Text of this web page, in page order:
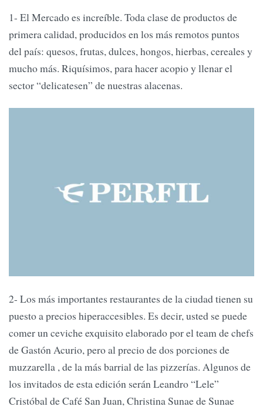
1- El Mercado es increíble. Toda clase de productos de
primera calidad, producidos en los más remotos puntos
del país: quesos, frutas, dulces, hongos, hierbas, cereales y
mucho más. Riquísimos, para hacer acopio y llenar el
sector “delicatesen” de nuestras alacenas.
2- Los más importantes restaurantes de la ciudad tienen su
puesto a precios hiperaccesibles. Es decir, usted se puede
comer un ceviche exquisito elaborado por el team de chefs
de Gastón Acurio, pero al precio de dos porciones de
muzzarella , de la más barrial de las pizzerías. Algunos de
los invitados de esta edición serán Leandro “Lele”
Cristóbal de Café San Juan, Christina Sunae de Sunae